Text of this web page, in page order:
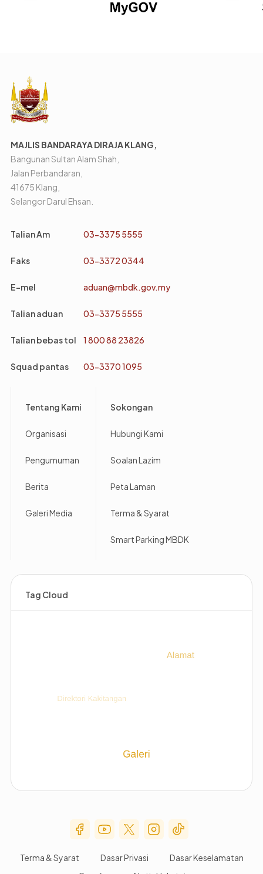
MAJLIS BANDARAYA DIRAJA KLANG,
Bangunan Sultan Alam Shah,
Jalan Perbandaran,
41675 Klang,
Selangor Darul Ehsan.
Talian Am 03-3375 5555
Faks 03-3372 0344
E-mel aduan@mbdk.gov.my
Talian aduan 03-3375 5555
Talian bebas tol 1 800 88 23826
Squad pantas 03-3370 1095
Tentang Kami
Organisasi
Pengumuman
Berita
Galeri Media
Sokongan
Hubungi Kami
Soalan Lazim
Peta Laman
Terma & Syarat
Smart Parking MBDK
Tag Cloud
Social Media Menu
Terma & Syarat Dasar Privasi
Dasar Keselamatan